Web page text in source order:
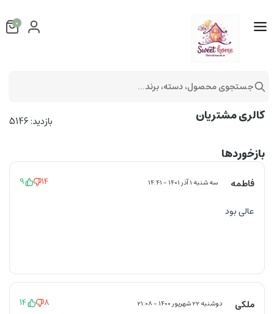
گالری مشتریان بازدید: 5146
بازخوردها
فاطمه سه شنبه 1 آذر 1401 - 14:41 14
9
عالی بود
ملکی دوشنبه 22 شهریور 1400 - 21:08 8
14
0
جستجوی محصول، دسته، برند...